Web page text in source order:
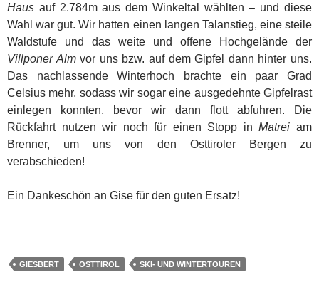
Haus auf 2.784m aus dem Winkeltal wählten – und diese
Wahl war gut. Wir hatten einen langen Talanstieg, eine steile
Waldstufe und das weite und offene Hochgelände der
Villponer Almvor uns bzw. auf dem Gipfel dann hinter uns.
Das nachlassende Winterhoch brachte ein paar Grad
Celsius mehr, sodass wir sogar eine ausgedehnte Gipfelrast
einlegen konnten, bevor wir dann flott abfuhren. Die
Rückfahrt nutzen wir noch für einen Stopp inMatrei am
Brenner, um uns von den Osttiroler Bergen zu
verabschieden!
Ein Dankeschön an Gise für den guten Ersatz!
GIESBERT OSTTIROL SKI- UND WINTERTOUREN